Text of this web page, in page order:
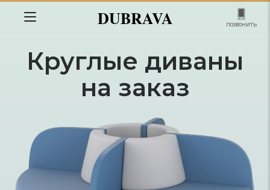
DUBRAVA позвонить
Круглые диваны
на заказ